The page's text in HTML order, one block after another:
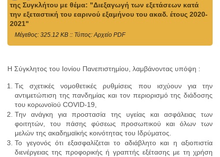
της Συγκλήτου με θέμα: "Διεξαγωγή των εξετάσεων κατά
την εξεταστική του εαρινού εξαμήνου του ακαδ. έτους 2020-
2021"
Mέγεθος: 325.12 KB :: Τύπος: Αρχείο PDF
Η Σύγκλητος του Ιονίου Πανεπιστημίου, λαμβάνοντας υπόψη :
Τις σχετικές νομοθετικές ρυθμίσεις που ισχύουν για την
αντιμετώπιση της πανδημίας και τον περιορισμό της διάδοσης
του κορωνοϊού CΟVID-19,
Την ανάγκη για προστασία της υγείας και ασφάλειας των
φοιτητών, του πάσης φύσεως προσωπικού και όλων των
μελών της ακαδημαϊκής κοινότητας του Ιδρύματος.
Το γεγονός ότι εξασφαλίζεται το αδιάβλητο και η αξιοπιστία
διενέργειας της προφορικής ή γραπτής εξέτασης με τη χρήση